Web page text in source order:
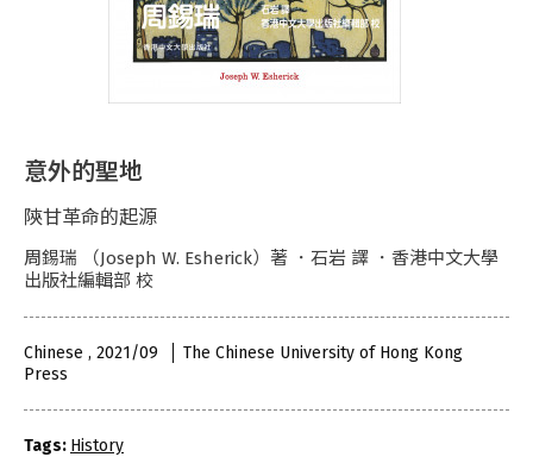
意外的聖地
陝甘革命的起源
周錫瑞 （Joseph W. Esherick）著 ．石岩 譯 ．香港中文大學
出版社編輯部 校
Chinese , 2021/09
The Chinese University of Hong Kong
Press
Tags: History